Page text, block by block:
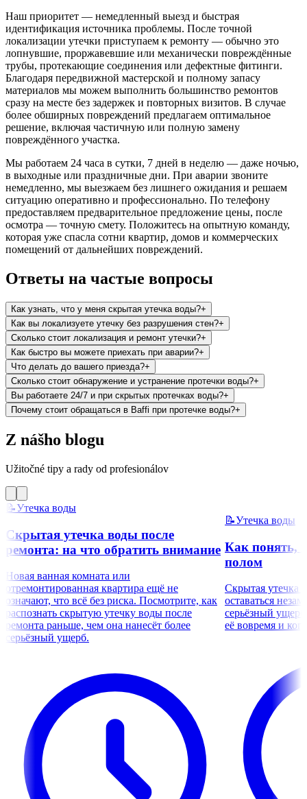
Наш приоритет — немедленный выезд и быстрая
идентификация источника проблемы. После точной
локализации утечки приступаем к ремонту — обычно это
лопнувшие, проржавевшие или механически повреждённые
трубы, протекающие соединения или дефектные фитинги.
Благодаря передвижной мастерской и полному запасу
материалов мы можем выполнить большинство ремонтов
сразу на месте без задержек и повторных визитов. В случае
более обширных повреждений предлагаем оптимальное
решение, включая частичную или полную замену
повреждённого участка.
Мы работаем 24 часа в сутки, 7 дней в неделю — даже ночью,
в выходные или праздничные дни. При аварии звоните
немедленно, мы выезжаем без лишнего ожидания и решаем
ситуацию оперативно и профессионально. По телефону
предоставляем предварительное предложение цены, после
осмотра — точную смету. Положитесь на опытную команду,
которая уже спасла сотни квартир, домов и коммерческих
помещений от дальнейших повреждений.
Ответы на частые вопросы
Как узнать, что у меня скрытая утечка воды?+
Как вы локализуете утечку без разрушения стен?+
Сколько стоит локализация и ремонт утечки?+
Как быстро вы можете приехать при аварии?+
Что делать до вашего приезда?+
Сколько стоит обнаружение и устранение протечки воды?+
Вы работаете 24/7 и при скрытых протечках воды?+
Почему стоит обращаться в Baffi при протечке воды?+
Z nášho blogu
Užitočné tipy a rady od profesionálov
📝Утечка воды
Скрытая утечка воды после
ремонта: на что обратить внимание
Новая ванная комната или
отремонтированная квартира ещё не
означают, что всё без риска. Посмотрите, как
распознать скрытую утечку воды после
ремонта раньше, чем она нанесёт более
серьёзный ущерб.
📝Утечка воды
Как понять,
полом
Скрытая утечка
оставаться
серьёзный
её вовремя и